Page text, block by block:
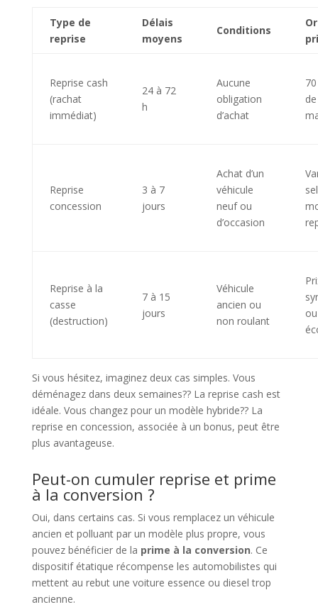
Type de
reprise
Délais
moyens
Conditions
Reprise cash
(rachat
immédiat)
24 à 72
h
Aucune
obligation
d’achat
Reprise
concession
3 à 7
jours
Achat d’un
véhicule
neuf ou
d’occasion
Reprise à la
casse
(destruction)
7 à 15
jours
Véhicule
ancien ou
non roulant
Si vous hésitez, imaginez deux cas simples. Vous
déménagez dans deux semaines?? La reprise cash est
idéale. Vous changez pour un modèle hybride?? La
reprise en concession, associée à un bonus, peut être
plus avantageuse.
Peut-on cumuler reprise et prime
à la conversion ?
Oui, dans certains cas. Si vous remplacez un véhicule
ancien et polluant par un modèle plus propre, vous
pouvez bénéficier de la prime à la conversion. Ce
dispositif étatique récompense les automobilistes qui
mettent au rebut une voiture essence ou diesel trop
ancienne.